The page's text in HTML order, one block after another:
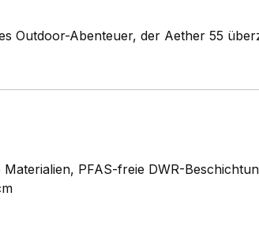
Outdoor-Abenteuer, der Aether 55
PFAS-freie DWR-